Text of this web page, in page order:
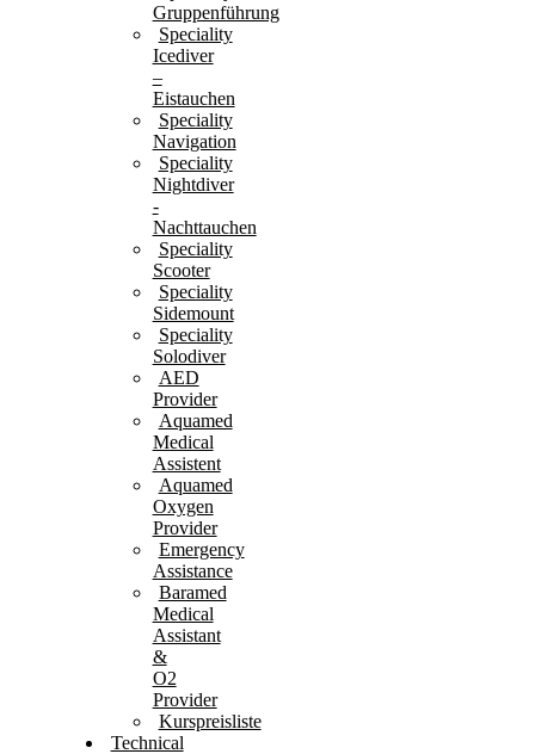
Gruppenführung
Speciality
Icediver
–
Eistauchen
Speciality
Navigation
Speciality
Nightdiver
-
Nachttauchen
Speciality
Scooter
Speciality
Sidemount
Speciality
Solodiver
AED
Provider
Aquamed
Medical
Assistent
Aquamed
Oxygen
Provider
Emergency
Assistance
Baramed
Medical
Assistant
&
O2
Provider
Kurspreisliste
Technical